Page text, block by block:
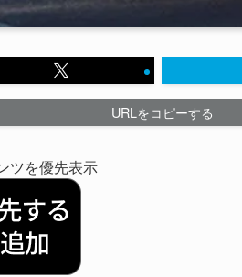
URLをコピーする
ツを優先表示